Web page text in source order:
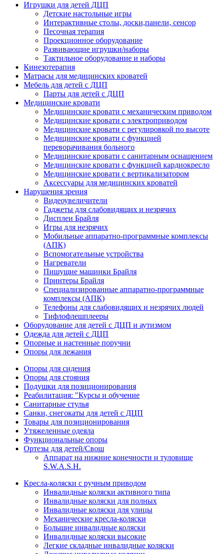
Игрушки для детей ДЦП
Детские настольные игры
Интерактивные столы, доски,панели, сенсор
Песочная терапия
Проекционное оборудование
Развивающие игрушки/наборы
Тактильное оборудование и наборы
Кинезотерапия
Матрасы для медицинских кроватей
Мебель для детей с ДЦП
Парты для детей с ДЦП
Медицинские кровати
Медицинские кровати с механическим приводом
Медицинские кровати с электроприводом
Медицинские кровати с регулировкой по высоте
Медицинские кровати с функцией
переворачивания больного
Медицинские кровати с санитарным оснащением
Медицинские кровати с функцией кардиокресло
Медицинские кровати с вертикализатором
Аксессуары для медицинских кроватей
Нарушения зрения
Видеоувеличители
Гаджеты для слабовидящих и незрячих
Дисплеи Брайля
Игры для незрячих
Мобильные аппаратно-программные комплексы
(АПК)
Вспомогательные устройства
Нагреватели
Пишущие машинки Брайля
Принтеры Брайля
Специализированные аппаратно-программные
комплексы (АПК)
Телефоны для слабовидящих и незрячих людей
Тифлофлешплееры
Оборудование для детей с ДЦП и аутизмом
Одежда для детей с ДЦП
Опорные и настенные поручни
Опоры для лежания
Опоры для сидения
Опоры для стояния
Подушки для позиционирования
Реабилитация: "Курсы и обучение
Санитарные стулья
Санки, снегокаты для детей с ДЦП
Товары для позиционирования
Утяжеленные одеяла
Функциональные опоры
Ортезы для детей/Свош
Аппарат на нижние конечности и туловище
S.W.A.S.H.
Кресла-коляски с ручным приводом
Инвалидные коляски активного типа
Инвалидные коляски для полных
Инвалидные коляски для улицы
Механические кресла-коляски
Большие инвалидные коляски
Инвалидные коляски высокие
Легкие складные инвалидные коляски